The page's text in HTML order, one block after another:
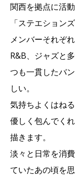
関西を拠点に活
「ステエション
メンバーそれぞ
R&B、ジャズと
つも一貫したバ
しい。
気持ちよくはね
優しく包んでく
描きます。
淡々と日常を消
ていたあの頃を